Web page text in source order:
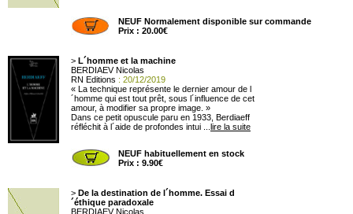
NEUF Normalement disponible sur commande
Prix : 20.00€
> L´homme et la machine
BERDIAEV Nicolas
RN Editions : 20/12/2019
« La technique représente le dernier amour de l
´homme qui est tout prêt, sous l´influence de cet
amour, à modifier sa propre image. »
Dans ce petit opuscule paru en 1933, Berdiaeff
réfléchit à l´aide de profondes intui ... lire la suite
NEUF habituellement en stock
Prix : 9.90€
> De la destination de l´homme. Essai d
´éthique paradoxale
BERDIAEV Nicolas